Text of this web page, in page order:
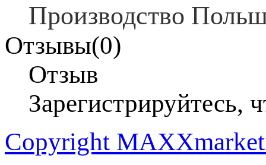
Производство
Отзывы(0)
Отзыв
Зарегистрируйтесь,
Copyright